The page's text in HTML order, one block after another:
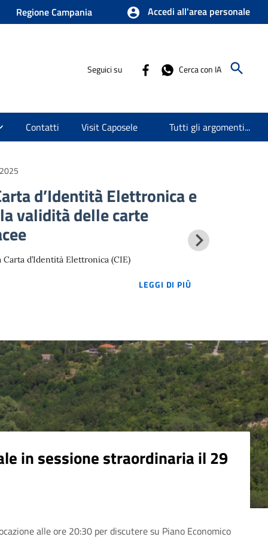
Regione Campania Accedi all'area personale
Seguici su Cerca con IA
Contatti Visit Caposele Tutti gli argomenti...
d’Identità Elettronica e
validità delle carte
d’Identità Elettronica (CIE)
LEGGI DI PIÙ
in sessione straordinaria il 29
alle ore 20:30 per discutere su Piano Economico